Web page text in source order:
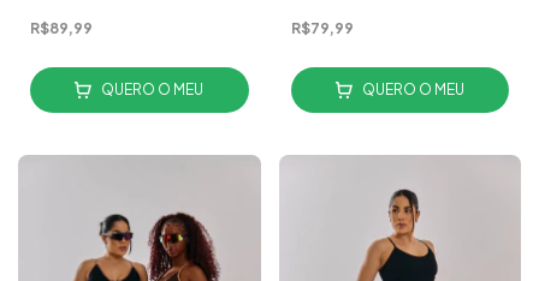
R$89,99
QUERO O MEU
R$79,99
QUERO O MEU